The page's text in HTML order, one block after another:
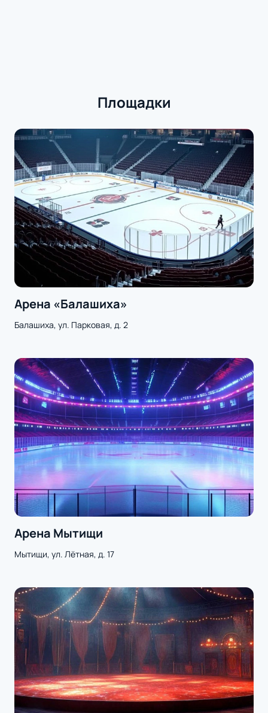
Площадки
Арена «Балашиха»
Балашиха, ул. Парковая, д. 2
Арена Мытищи
Мытищи, ул. Лётная, д. 17